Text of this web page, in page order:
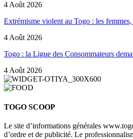
4 Août 2026
Extrémisme violent au Togo : les
4 Août 2026
Togo : la Ligue des Consommateurs
4 Août 2026
TOGO SCOOP
Le site d’informations générales
d’ordre et de publicité. Le